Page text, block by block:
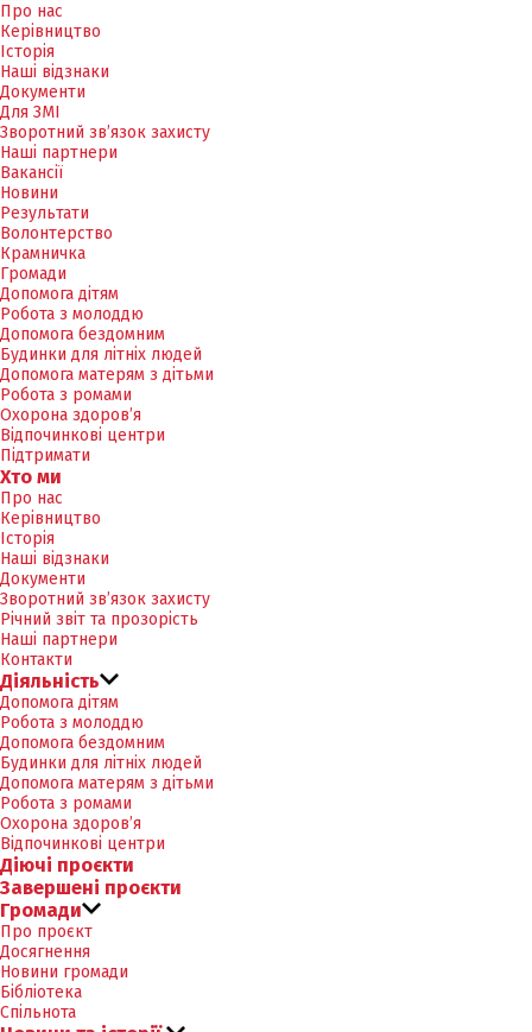
Про нас
Керівництво
Історія
Наші відзнаки
Документи
Для ЗМІ
Зворотний зв’язок захисту
Наші партнери
Вакансії
Новини
Результати
Волонтерство
Крамничка
Громади
Допомога дітям
Робота з молоддю
Допомога бездомним
Будинки для літніх людей
Допомога матерям з дітьми
Робота з ромами
Охорона здоров’я
Відпочинкові центри
Підтримати
Хто ми
Про нас
Керівництво
Історія
Наші відзнаки
Документи
Зворотний зв’язок захисту
Річний звіт та прозорість
Наші партнери
Контакти
Діяльність
Допомога дітям
Робота з молоддю
Допомога бездомним
Будинки для літніх людей
Допомога матерям з дітьми
Робота з ромами
Охорона здоров’я
Відпочинкові центри
Діючі проєкти
Завершені проєкти
Громади
Про проєкт
Досягнення
Новини громади
Бібліотека
Спільнота